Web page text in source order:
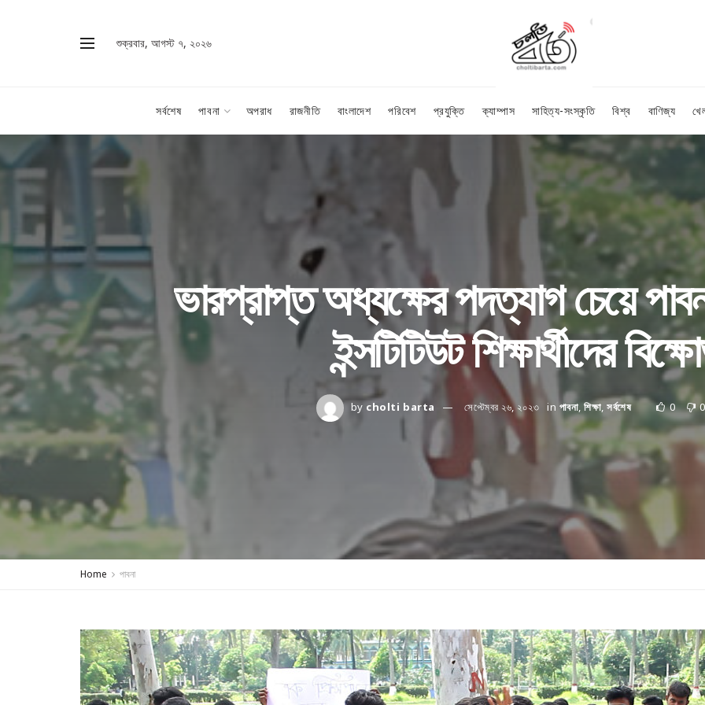
শুক্রবার, আগস্ট ৭, ২০২৬
সর্বশেষ পাবনা অপরাধ রাজনীতি বাংলাদেশ পরিবেশ প্রযুক্তি ক্যাম্পাস সাহিত্য-সংস্কৃতি বিশ্ব বাণিজ্য
ভারপ্রাপ্ত অধ্যক্ষের পদত্যাগ চেয়ে
ইন্সটিটিউট শিক্ষার্থীদের
by cholti barta সেপ্টেম্বর ২৬, ২০২৩ in পাবনা,শিক্ষা,সর্বশেষ 0 0
Home পাবনা